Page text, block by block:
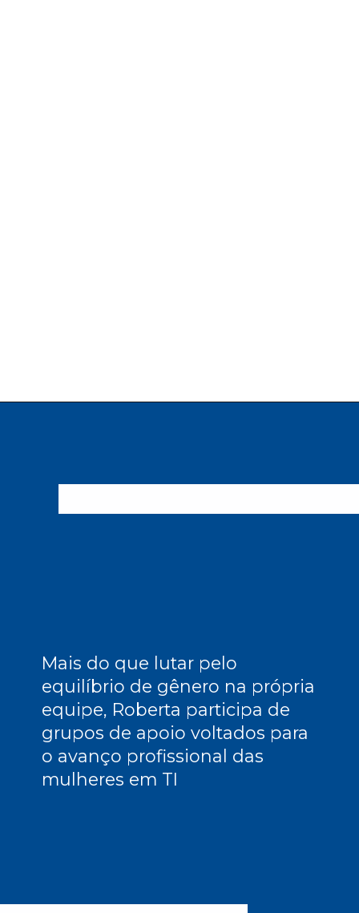
Mais do que lutar pelo
equilíbrio de gênero na própria
equipe, Roberta participa de
grupos de apoio voltados para
o avanço profissional das
mulheres em TI